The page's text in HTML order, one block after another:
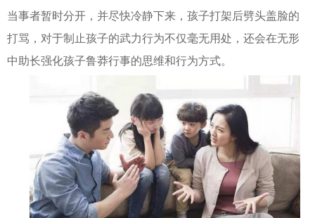
当事者暂时分开，并尽快冷静下来，孩子打架后劈头盖脸的
打骂，对于制止孩子的武力行为不仅毫无用处，还会在无形
中助长强化孩子鲁莽行事的思维和行为方式。